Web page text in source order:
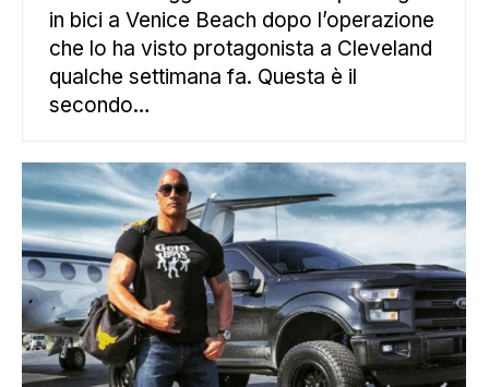
in bici a Venice Beach dopo l’operazione
che lo ha visto protagonista a Cleveland
qualche settimana fa. Questa è il
secondo…